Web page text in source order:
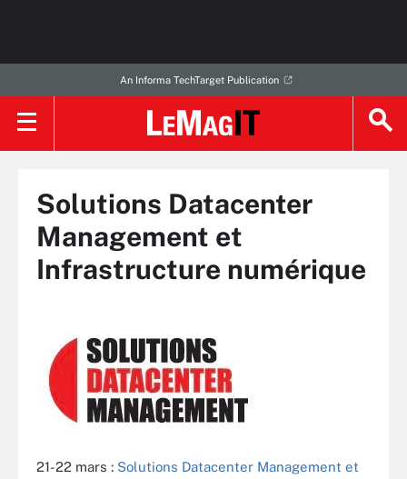
An Informa TechTarget Publication
Solutions Datacenter
Management et
Infrastructure numérique
21-22 mars : Solutions Datacenter Management et